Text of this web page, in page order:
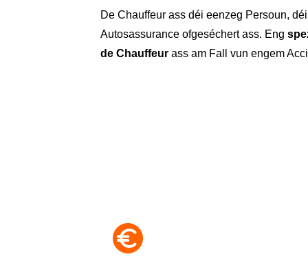
De Chauffeur ass déi eenzeg Persoun,
Autosassurance ofgeséchert ass. Eng
de Chauffeur ass am Fall vun engem